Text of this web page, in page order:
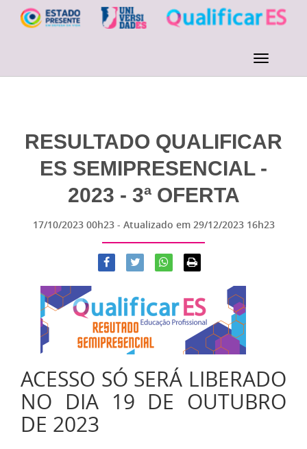
RESULTADO QUALIFICAR
ES SEMIPRESENCIAL -
2023 - 3ª OFERTA
17/10/2023 00h23 - Atualizado em 29/12/2023 16h23
ACESSO SÓ SERÁ LIBERADO
NO DIA 19 DE OUTUBRO
DE 2023